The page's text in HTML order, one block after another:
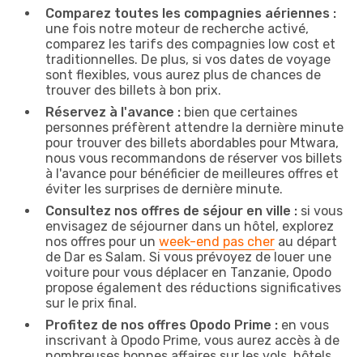
Comparez toutes les compagnies aériennes :
une fois notre moteur de recherche activé,
comparez les tarifs des compagnies low cost et
traditionnelles. De plus, si vos dates de voyage
sont flexibles, vous aurez plus de chances de
trouver des billets à bon prix.
Réservez à l'avance : bien que certaines
personnes préfèrent attendre la dernière minute
pour trouver des billets abordables pour Mtwara,
nous vous recommandons de réserver vos billets
à l'avance pour bénéficier de meilleures offres et
éviter les surprises de dernière minute.
Consultez nos offres de séjour en ville : si vous
envisagez de séjourner dans un hôtel, explorez
nos offres pour un week-end pas cher au départ
de Dar es Salam. Si vous prévoyez de louer une
voiture pour vous déplacer en Tanzanie, Opodo
propose également des réductions significatives
sur le prix final.
Profitez de nos offres Opodo Prime : en vous
inscrivant à Opodo Prime, vous aurez accès à de